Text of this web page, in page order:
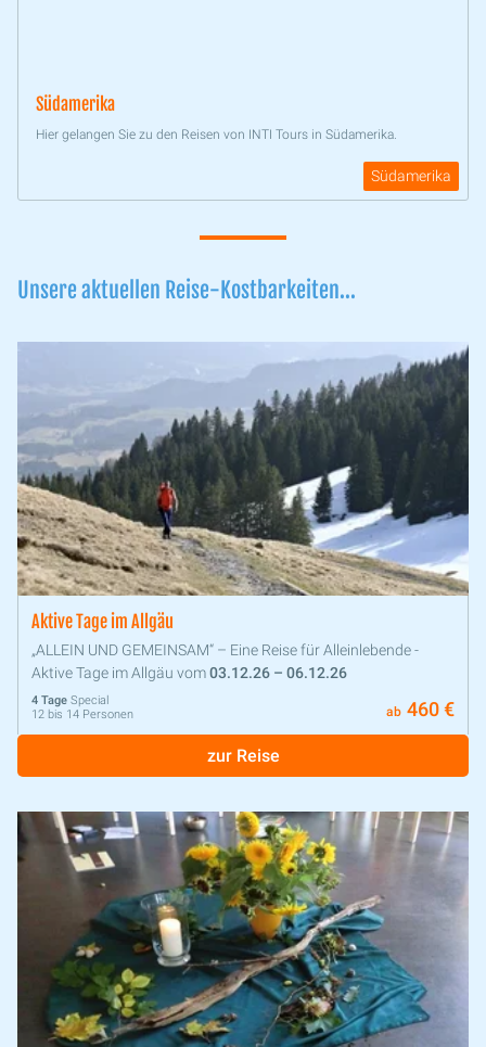
Südamerika
Hier gelangen Sie zu den Reisen von INTI Tours in Südamerika.
Südamerika
Unsere aktuellen Reise-Kostbarkeiten...
Aktive Tage im Allgäu
„ALLEIN UND GEMEINSAM“ – Eine Reise für Alleinlebende -
Aktive Tage im Allgäu vom03.12.26 – 06.12.26
4 Tage Special
12 bis 14 Personen
ab 460 €
zur Reise